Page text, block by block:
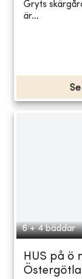
Gryts
är...
6 + 4 bäddar
HUS på ö